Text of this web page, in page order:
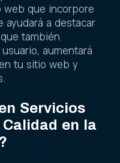
web que incorpore
a destacar
también
aumentará
tu sitio web y
Servicios
Calidad en la